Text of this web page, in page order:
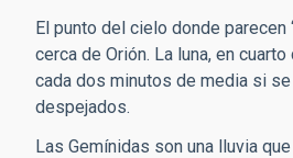
El punto del cielo donde
cerca de Orión. La luna, en
cada dos minutos de media si
despejados.
Las Gemínidas son una lluvia